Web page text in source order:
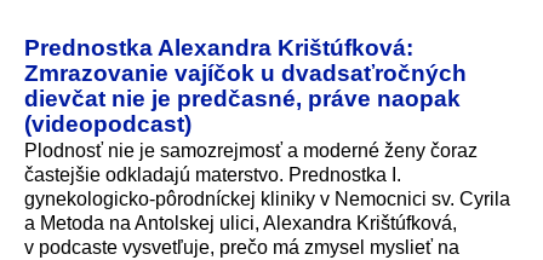
Prednostka Alexandra Krištúfková:
Zmrazovanie vajíčok u dvadsaťročných
dievčat nie je predčasné, práve naopak
(videopodcast)
Plodnosť nie je samozrejmosť a moderné ženy čoraz
častejšie odkladajú materstvo. Prednostka I.
gynekologicko-pôrodníckej kliniky v Nemocnici sv. Cyrila
a Metoda na Antolskej ulici, Alexandra Krištúfková,
v podcaste vysvetľuje, prečo má zmysel myslieť na